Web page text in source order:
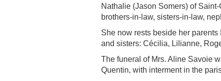
Nathalie (Jason Somers) of
brothers-in-law, sisters-in-law,
She now rests beside her
and sisters: Cécilia, Lilianne,
The funeral of Mrs. Aline Savoie
Quentin, with interment in the